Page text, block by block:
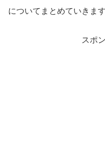
についてまとめていきます
スポ